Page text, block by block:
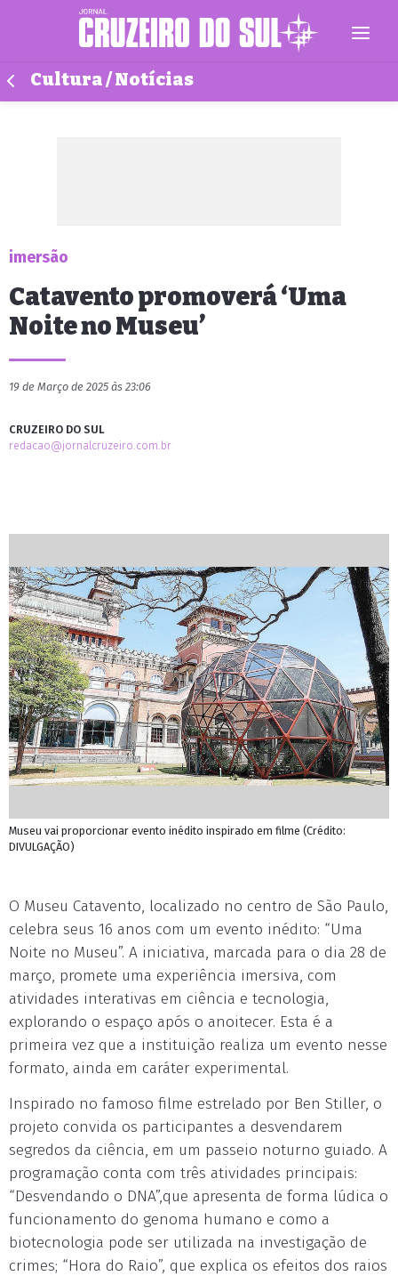
Cultura / Notícias
imersão
Catavento promoverá ‘Uma
Noite no Museu’
19 de Março de 2025 às 23:06
CRUZEIRO DO SUL
redacao@jornalcruzeiro.com.br
Museu vai proporcionar evento inédito inspirado em filme (Crédito:
DIVULGAÇÃO)
O Museu Catavento, localizado no centro de São Paulo,
celebra seus 16 anos com um evento inédito: “Uma
Noite no Museu”. A iniciativa, marcada para o dia 28 de
março, promete uma experiência imersiva, com
atividades interativas em ciência e tecnologia,
explorando o espaço após o anoitecer. Esta é a
primeira vez que a instituição realiza um evento nesse
formato, ainda em caráter experimental.
Inspirado no famoso filme estrelado por Ben Stiller, o
projeto convida os participantes a desvendarem
segredos da ciência, em um passeio noturno guiado. A
programação conta com três atividades principais:
“Desvendando o DNA”,que apresenta de forma lúdica o
funcionamento do genoma humano e como a
biotecnologia pode ser utilizada na investigação de
crimes; “Hora do Raio”, que explica os efeitos dos raios